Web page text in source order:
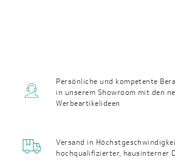
Persönliche und kompetente
in unserem Showroom mit den
Werbeartikelideen
Versand in
hochqualifizierter, haus­interner